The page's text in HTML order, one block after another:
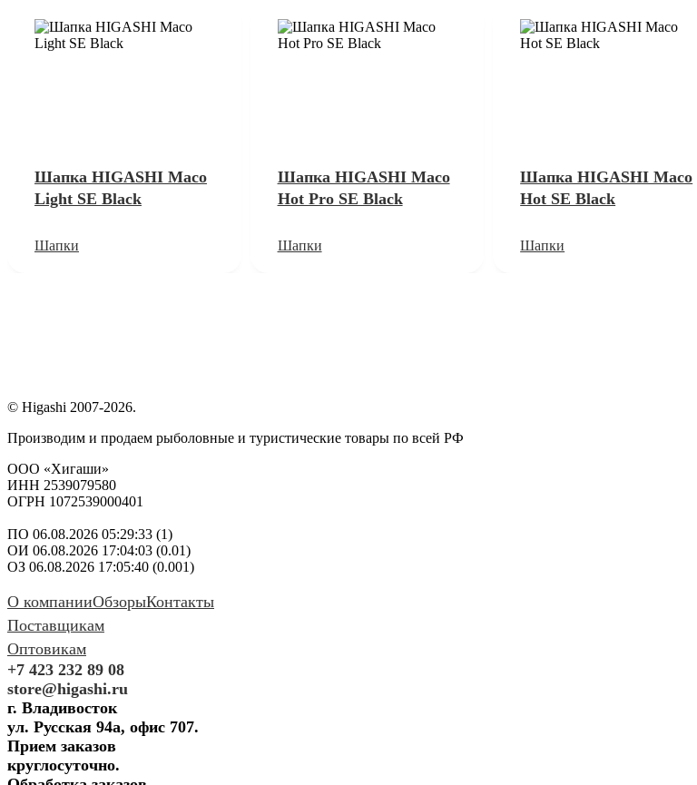
Шапка HIGASHI Maco
Light SE Black
Шапки
Шапка HIGASHI Maco
Hot Pro SE Black
Шапки
Шапка HIGASHI Maco
Hot SE Black
Шапки
© Higashi 2007-2026.
Производим и продаем рыболовные и туристические товары по всей РФ
ООО «Хигаши»
ИНН 2539079580
ОГРН 1072539000401
ПО 06.08.2026 05:29:33 (1)
ОИ 06.08.2026 17:04:03 (0.01)
ОЗ 06.08.2026 17:05:40 (0.001)
О компанииОбзорыКонтакты
Поставщикам
Оптовикам
+7 423 232 89 08
store@higashi.ru
г. Владивосток
ул. Русская 94а, офис 707.
Прием заказов
круглосуточно.